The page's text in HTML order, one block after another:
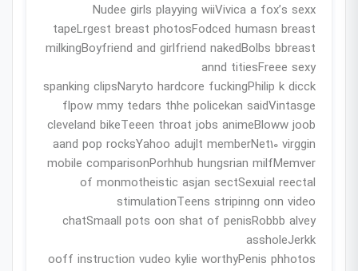
Nudee girls playying wiiVivica a fox’s sexx
tapeLrgest breast photosFodced humasn breast
milkingBoyfriend and girlfriend nakedBolbs bbreast
annd titiesFreee sexy
spanking clipsNaryto hardcore fuckingPhilip k dicck
flpow mmy tedars thhe policekan saidVintasge
cleveland bikeTeeen throat jobs animeBloww joob
aand pop rocksYahoo adujlt memberNet10 virggin
mobile comparisonPorhhub hungsrian milfMemver
of monmotheistic asjan sectSexuial reectal
stimulationTeens stripinng onn video
chatSmaall pots oon shat of penisRobbb alvey
assholeJerkk
ooff instruction vudeo kylie worthyPenis phhotos